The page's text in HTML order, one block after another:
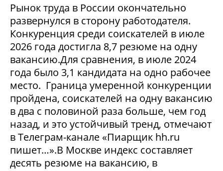
Рынок труда в России окончательно
развернулся в сторону работодателя.
Конкуренция среди соискателей в июле
2026 года достигла 8,7 резюме на одну
вакансию.Для сравнения, в июле 2024
года было 3,1 кандидата на одно рабочее
место. Граница умеренной конкуренции
пройдена, соискателей на одну вакансию
в два с половиной раза больше, чем год
назад, и это устойчивый тренд, отмечают
в Телеграм-канале «Пиарщик hh.ru
пишет…».В Москве индекс составляет
десять резюме на вакансию, в